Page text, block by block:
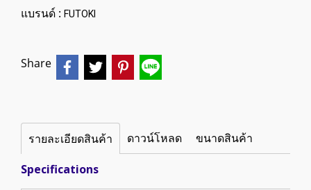
แบรนด์ : FUTOKI
Share
รายละเอียดสินค้า ดาวน์โหลด ขนาดสินค้า
Specifications